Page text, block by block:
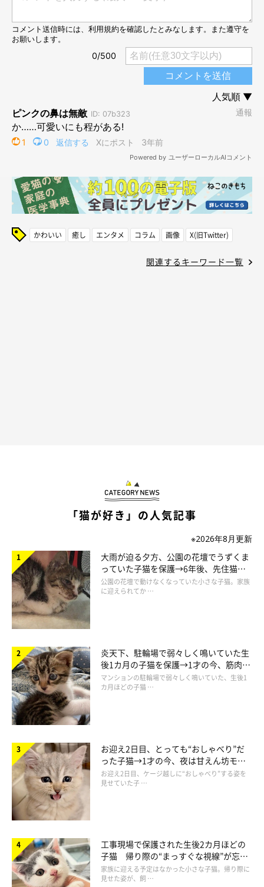
かわいい 癒し エンタメ コラム 画像 X(旧Twitter)
関連するキーワード一覧
「猫が好き」の人気記事
※2026年8月更新
大雨が迫る夕方、公園の花壇でうずくま
っていた子猫を保護→6年後、先住猫
と“姉妹”のような関係に
公園の花壇で動けなくなっていた小さな子猫。家族
に迎えられてか …
炎天下、駐輪場で弱々しく鳴いていた生
後1カ月の子猫を保護→1才の今、筋肉質
でツンデレなコに成長
マンションの駐輪場で弱々しく鳴いていた、生後1
カ月ほどの子猫 …
お迎え2日目、とっても“おしゃべり”だ
った子猫→1才の今、夜は甘えん坊モー
ドになるコに成長！
お迎え2日目、ケージ越しに“おしゃべり”する姿を
見せていた子 …
工事現場で保護された生後2カ月ほどの
子猫 帰り際の“まっすぐな視線”が忘れ
られず、家族の一員に
家族に迎える予定はなかった小さな子猫。帰り際に
見せた姿が、飼 …